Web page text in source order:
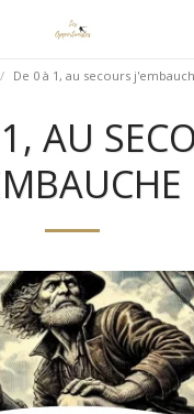
De 0 à 1, au secours
AU